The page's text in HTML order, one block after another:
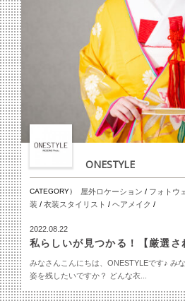
ONESTYLE
CATEGORY） 屋外ロケーション / フォトウ
装 / 衣装スタイリスト / ヘアメイク /
2022.08.22
私らしいが見つかる！【厳選さ
みなさんこんにちは、ONESTYLEです♪ み
姿を残したいですか？ どんな衣...